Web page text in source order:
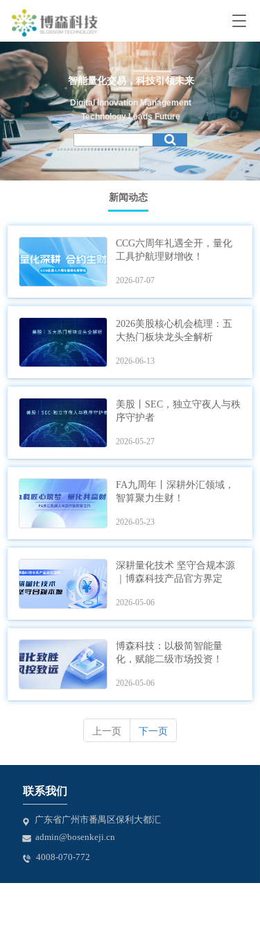
T
g
e
n
a
v
i
g
a
n
智能量化交易，科技引领未来
Digital Innovation Management
Technology Leads Future
新闻动态
CCG六周年礼遇全开，量化
工具护航理财增收！
2026-07-07
2026美股核心机会梳理：五
大热门板块龙头全解析
2026-06-13
美股丨SEC，独立守夜人与秩
序守护者
2026-05-27
FA九周年丨深耕外汇领域，
智算聚力生财！
2026-05-23
深耕量化技术 坚守合规本源
｜博森科技产品官方界定
2026-05-06
博森科技：以极简智能量
化，赋能二级市场投资！
2026-05-06
上一页 下一页
联系我们
广东省广州市番禺区保利大都汇
admin@bosenkeji.cn
4008-070-772